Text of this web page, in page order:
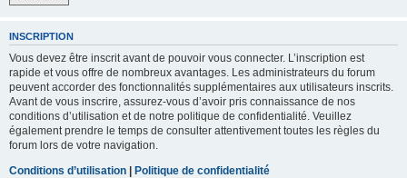
INSCRIPTION
Vous devez être inscrit avant de pouvoir vous connecter. L’inscription est
rapide et vous offre de nombreux avantages. Les administrateurs du forum
peuvent accorder des fonctionnalités supplémentaires aux utilisateurs inscrits.
Avant de vous inscrire, assurez-vous d’avoir pris connaissance de nos
conditions d’utilisation et de notre politique de confidentialité. Veuillez
également prendre le temps de consulter attentivement toutes les règles du
forum lors de votre navigation.
Conditions d’utilisation | Politique de confidentialité